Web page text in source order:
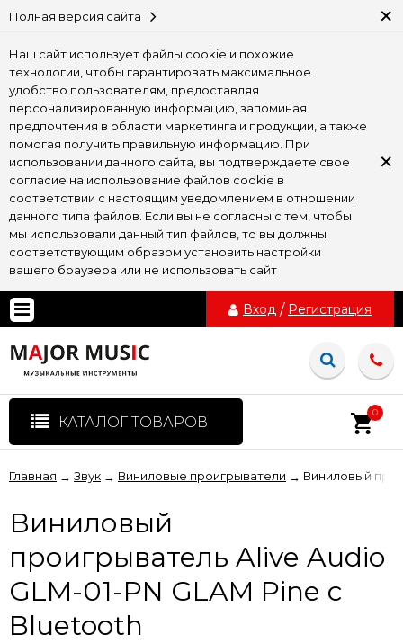
Полная версия сайта ×
Наш сайт использует файлы cookie и похожие
технологии, чтобы гарантировать максимальное
удобство пользователям, предоставляя
персонализированную информацию, запоминая
предпочтения в области маркетинга и продукции, а также
помогая получить правильную информацию. При
использовании данного сайта, вы подтверждаете свое
согласие на использование файлов cookie в
соответствии с настоящим уведомлением в отношении
данного типа файлов. Если вы не согласны с тем, чтобы
мы использовали данный тип файлов, то вы должны
соответствующим образом установить настройки
вашего браузера или не использовать сайт
×
Вход / Регистрация
КАТАЛОГ ТОВАРОВ
0
Главная → Звук → Виниловые проигрыватели → Виниловый
Виниловый
проигрыватель Alive Audio
GLM-01-PN GLAM Pine с
Bluetooth